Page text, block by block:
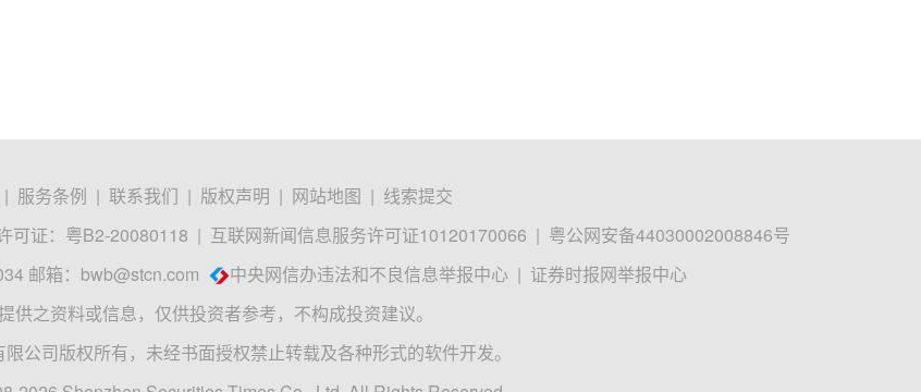
| 服务条例 | 联系我们 | 版权声明 | 网站地图 | 线索提交
可证：粤B2-20080118 | 互联网新闻信息服务许可证10120170066 | 粤公网安备44030002008846号
邮箱： bwb@stcn.com 中央网信办违法和不良信息举报中心 | 证券时报网举报中心
供之资料或信息，仅供投资者参考，不构成投资建议。
公司版权所有，未经书面授权禁止转载及各种形式的软件开发。